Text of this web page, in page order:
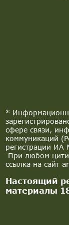
*
сфере связи,
коммуникаций
регистрации
При любом
ссылка на сайт
Настоящий
материалы